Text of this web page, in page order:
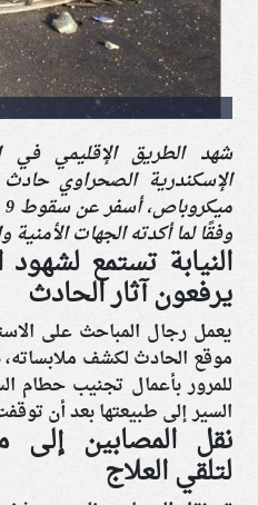
شهد الطريق الإقليمي في
الإسكندرية الصحراويحادث
ميكروباص، أسفر عن سقوط 9
وفقًا لما أكدته الجهات
النيابة تستمع
يرفعون آثار الحادث
يعملرجال المباحث على
موقع الحادث لكشف ملابساته،
للمروربأعمال تجنيب حطام
السير إلى طبيعتها بعد أن
نقل المصابين إلى
لتلقي العلاج